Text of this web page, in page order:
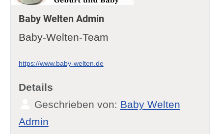
Baby Welten Admin
Baby-Welten-Team
https://www.baby-welten.de
Details
Geschrieben von: Baby Welten
Admin